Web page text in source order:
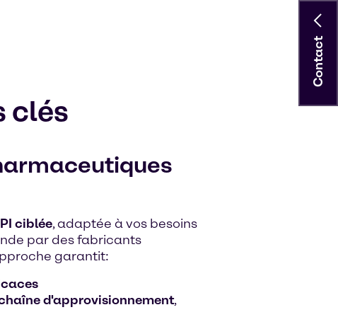
clés
ciblée, adaptée à vos besoins
par des fabricants
garantit:
d'approvisionnement,
Contact